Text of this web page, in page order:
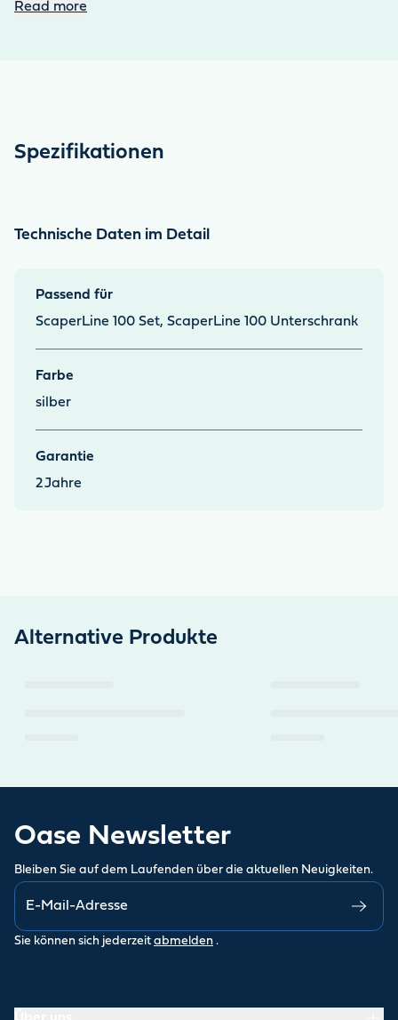
Read more
Spezifikationen
Technische Daten im Detail
Passend für
ScaperLine 100 Set, ScaperLine 100 Unterschrank
Farbe
silber
Garantie
2Jahre
Alternative Produkte
Oase Newsletter
Bleiben Sie auf dem Laufenden über die aktuellen Neuigkeiten.
Sie können sich jederzeit abmelden .